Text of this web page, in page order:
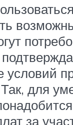
условий
для
за